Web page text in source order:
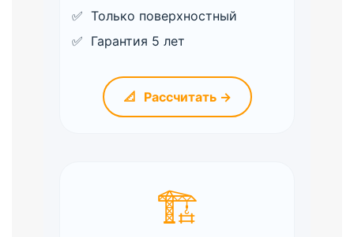
Только поверхностный
Гарантия 5 лет
📐 Рассчитать →
🏗️